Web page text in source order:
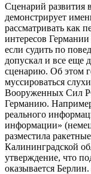
Сценарий развития
демонстрирует
рассматривать как
интересов
если судить по
допускал и все еще
сценарию. Об этом
муссироваться
Вооруженных Сил
Германию.
реального
информации»
разместила
Калининградской
утверждение, что
оказывается Берлин.